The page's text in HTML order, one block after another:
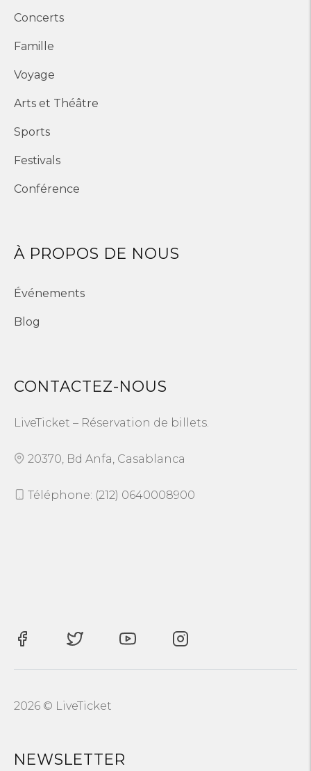
Concerts
Famille
Voyage
Arts et Théâtre
Sports
Festivals
Conférence
À PROPOS DE NOUS
Événements
Blog
CONTACTEZ-NOUS
LiveTicket – Réservation de billets.
20370, Bd Anfa, Casablanca
Téléphone: (212) 0640008900
2026 © LiveTicket
NEWSLETTER